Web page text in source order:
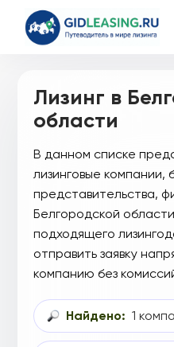
Лизинг в
области
В данном списке
лизинговые компании,
представительства,
Белгородской
подходящего
отправить заявку
компанию без
Найдено: 1